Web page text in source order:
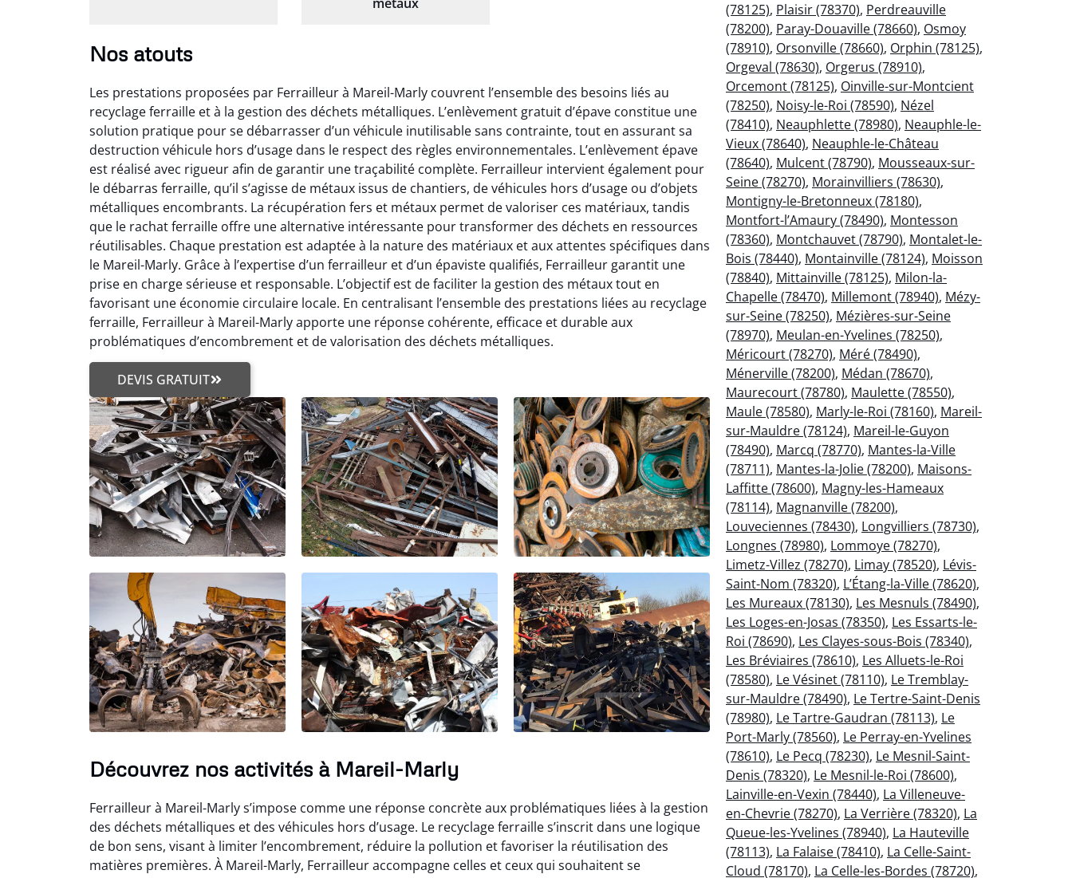
Nos atouts
Les prestations proposées par Ferrailleur à Mareil-Marly couvrent l’ensemble des besoins liés au
recyclage ferraille et à la gestion des déchets métalliques. L’enlèvement gratuit d’épave constitue une
solution pratique pour se débarrasser d’un véhicule inutilisable sans contrainte, tout en assurant sa
destruction véhicule hors d’usage dans le respect des règles environnementales. L’enlèvement épave
est réalisé avec rigueur afin de garantir une traçabilité complète. Ferrailleur intervient également pour
le débarras ferraille, qu’il s’agisse de métaux issus de chantiers, de véhicules hors d’usage ou d’objets
métalliques encombrants. La récupération fers et métaux permet de valoriser ces matériaux, tandis
que le rachat ferraille offre une alternative intéressante pour transformer des déchets en ressources
réutilisables. Chaque prestation est adaptée à la nature des matériaux et aux attentes spécifiques dans
le Mareil-Marly. Grâce à l’expertise d’un ferrailleur et d’un épaviste qualifiés, Ferrailleur garantit une
prise en charge sérieuse et responsable. L’objectif est de faciliter la gestion des métaux tout en
favorisant une économie circulaire locale. En centralisant l’ensemble des prestations liées au recyclage
ferraille, Ferrailleur à Mareil-Marly apporte une réponse cohérente, efficace et durable aux
problématiques d’encombrement et de valorisation des déchets métalliques.
DEVIS GRATUIT
Découvrez nos activités à Mareil-Marly
Ferrailleur à Mareil-Marly s’impose comme une réponse concrète aux problématiques liées à la gestion
des déchets métalliques et des véhicules hors d’usage. Le recyclage ferraille s’inscrit dans une logique
de bon sens, visant à limiter l’encombrement, réduire la pollution et favoriser la réutilisation des
matières premières. À Mareil-Marly, Ferrailleur accompagne celles et ceux qui souhaitent se
(78125), Plaisir (78370), Perdreauville
(78200), Paray-Douaville (78660), Osmoy
(78910), Orsonville (78660), Orphin (78125),
Orgeval (78630), Orgerus (78910),
Orcemont (78125), Oinville-sur-Montcient
(78250), Noisy-le-Roi (78590), Nézel
(78410), Neauphlette (78980), Neauphle-le-
Vieux (78640), Neauphle-le-Château
(78640), Mulcent (78790), Mousseaux-sur-
Seine (78270), Morainvilliers (78630),
Montigny-le-Bretonneux (78180),
Montfort-l’Amaury (78490), Montesson
(78360), Montchauvet (78790), Montalet-le-
Bois (78440), Montainville (78124), Moisson
(78840), Mittainville (78125), Milon-la-
Chapelle (78470), Millemont (78940), Mézy-
sur-Seine (78250), Mézières-sur-Seine
(78970), Meulan-en-Yvelines (78250),
Méricourt (78270), Méré (78490),
Ménerville (78200), Médan (78670),
Maurecourt (78780), Maulette (78550),
Maule (78580), Marly-le-Roi (78160), Mareil-
sur-Mauldre (78124), Mareil-le-Guyon
(78490), Marcq (78770), Mantes-la-Ville
(78711), Mantes-la-Jolie (78200), Maisons-
Laffitte (78600), Magny-les-Hameaux
(78114), Magnanville (78200),
Louveciennes (78430), Longvilliers (78730),
Longnes (78980), Lommoye (78270),
Limetz-Villez (78270), Limay (78520), Lévis-
Saint-Nom (78320), L’Étang-la-Ville (78620),
Les Mureaux (78130), Les Mesnuls (78490),
Les Loges-en-Josas (78350), Les Essarts-le-
Roi (78690), Les Clayes-sous-Bois (78340),
Les Bréviaires (78610), Les Alluets-le-Roi
(78580), Le Vésinet (78110), Le Tremblay-
sur-Mauldre (78490), Le Tertre-Saint-Denis
(78980), Le Tartre-Gaudran (78113), Le
Port-Marly (78560), Le Perray-en-Yvelines
(78610), Le Pecq (78230), Le Mesnil-Saint-
Denis (78320), Le Mesnil-le-Roi (78600),
Lainville-en-Vexin (78440), La Villeneuve-
en-Chevrie (78270), La Verrière (78320), La
Queue-les-Yvelines (78940), La Hauteville
(78113), La Falaise (78410), La Celle-Saint-
Cloud (78170), La Celle-les-Bordes (78720),